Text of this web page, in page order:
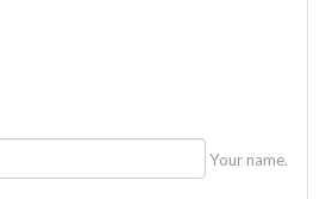
Your name.